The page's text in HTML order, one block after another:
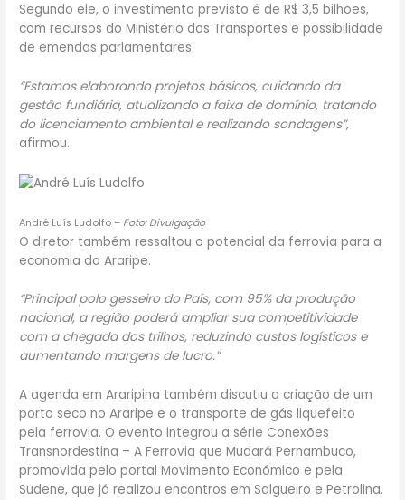
Segundo ele, o investimento previsto é de R$ 3,5 bilhões,
com recursos do Ministério dos Transportes e possibilidade
de emendas parlamentares.
“Estamos elaborando projetos básicos, cuidando da
gestão fundiária, atualizando a faixa de domínio, tratando
do licenciamento ambiental e realizando sondagens”,
afirmou.
André Luís Ludolfo – Foto: Divulgação
O diretor também ressaltou o potencial da ferrovia para a
economia do Araripe.
“Principal polo gesseiro do País, com 95% da produção
nacional, a região poderá ampliar sua competitividade
com a chegada dos trilhos, reduzindo custos logísticos e
aumentando margens de lucro.”
A agenda em Araripina também discutiu a criação de um
porto seco no Araripe e o transporte de gás liquefeito
pela ferrovia. O evento integrou a série Conexões
Transnordestina – A Ferrovia que Mudará Pernambuco,
promovida pelo portal Movimento Econômico e pela
Sudene, que já realizou encontros em Salgueiro e Petrolina.